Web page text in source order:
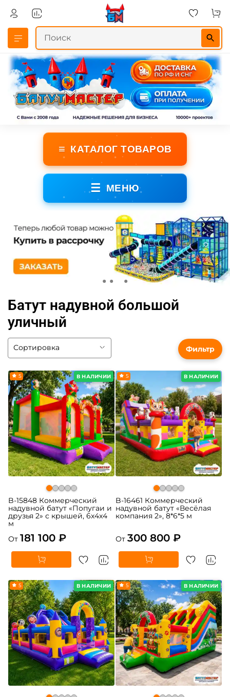
≡ КАТАЛОГ ТОВАРОВ
☰ МЕНЮ
Батут надувной большой
уличный
В НАЛИЧИИ
5
B-15848 Коммерческий
надувной батут «Попугаи и
друзья 2» с крышей, 6x4x4
м
От 181 100 ₽
В НАЛИЧИИ
5
B-16461 Коммерческий
надувной батут «Весёлая
компания 2», 8*6*5 м
От 300 800 ₽
В НАЛИЧИИ
5 В НАЛИЧИИ
5
Фильтр